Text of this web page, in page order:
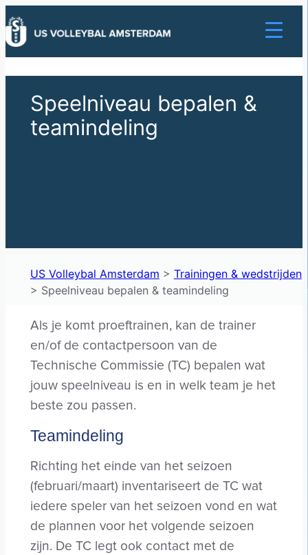
Ga
naar
de
Speelniveau bepalen &
teamindeling
US Volleybal Amsterdam > Trainingen & wedstrijden
> Speelniveau bepalen & teamindeling
Als je komt proeftrainen, kan de trainer
en/of de contactpersoon van de
Technische Commissie (TC) bepalen wat
jouw speelniveau is en in welk team je het
beste zou passen.
Teamindeling
Richting het einde van het seizoen
(februari/maart) inventariseert de TC wat
iedere speler van het seizoen vond en wat
de plannen voor het volgende seizoen
zijn. De TC legt ook contact met de